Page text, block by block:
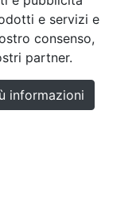
e servizi e
consenso,
partner.
informazioni